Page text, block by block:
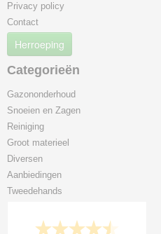
Privacy policy
Contact
Herroeping
Categorieën
Gazononderhoud
Snoeien en Zagen
Reiniging
Groot materieel
Diversen
Aanbiedingen
Tweedehands